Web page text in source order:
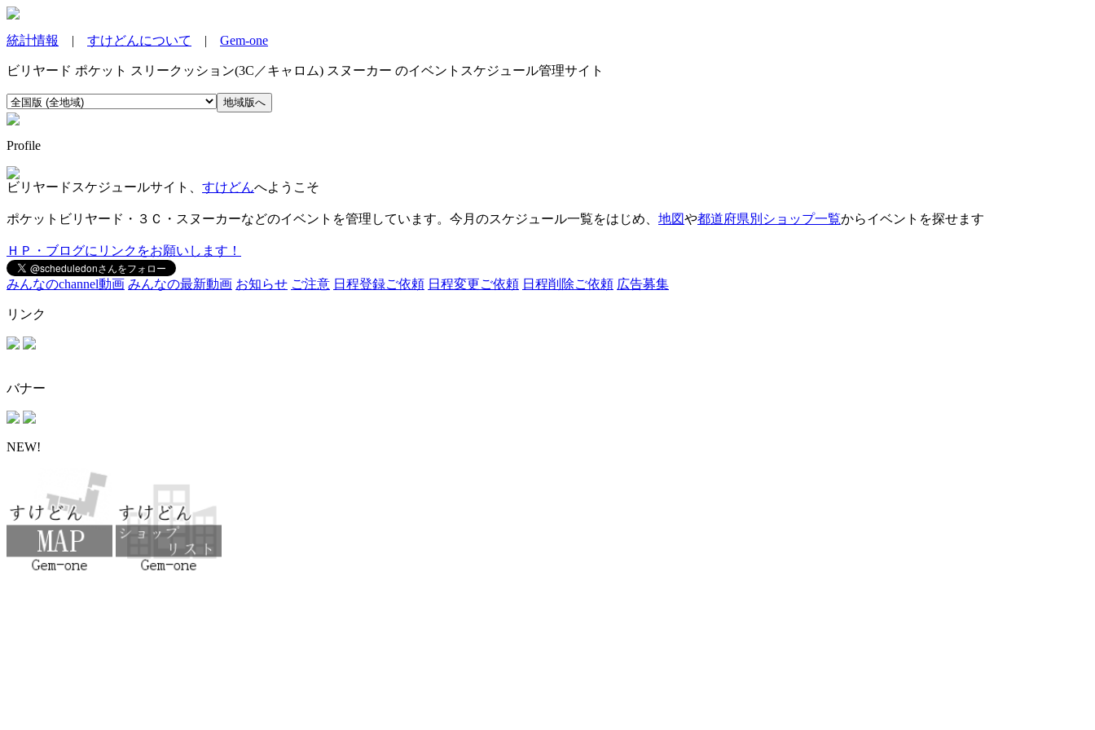
統計情報 | すけどんについて | Gem-one
ビリヤード ポケット スリークッション(3C／キャロム) スヌーカー のイベントスケジュール管理サイト
Profile
ビリヤードスケジュールサイト、 すけどんへようこそ
ポケットビリヤード・３Ｃ・スヌーカーなどのイベントを管理しています。今月のスケジュール一覧をはじめ、 地図や都道府県別ショップ一覧からイベントを探せます
ＨＰ・ブログにリンクをお願いします！
みんなのchannel動画 みんなの最新動画 お知らせ ご注意 日程登録ご依頼 日程変更ご依頼 日程削除ご依頼 広告募集
リンク
バナー
NEW!